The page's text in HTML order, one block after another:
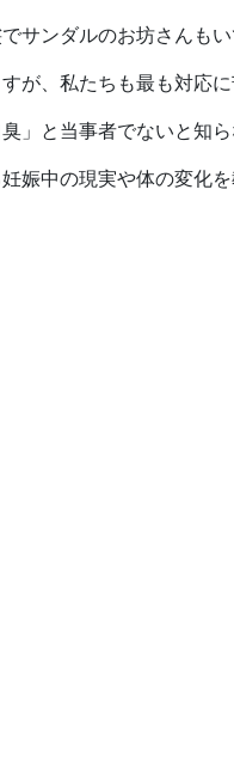
ンダルのお坊さんもい
、私たちも最も対応に
と当事者でないと知ら
中の現実や体の変化を